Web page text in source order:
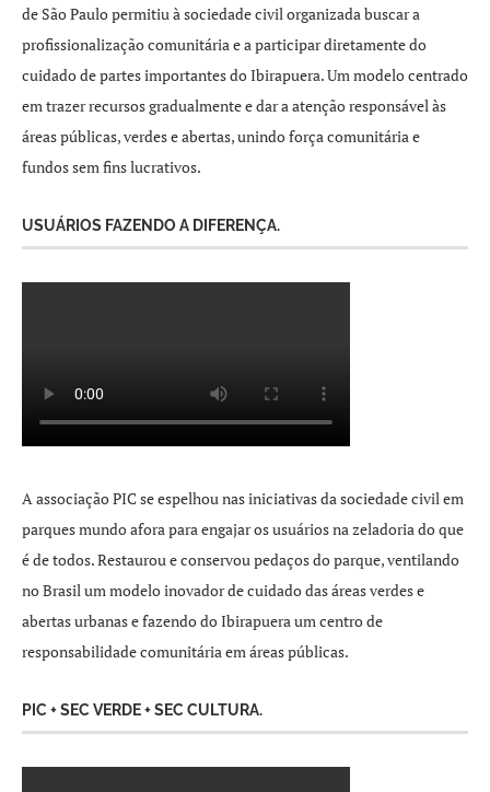
de São Paulo permitiu à sociedade civil organizada buscar a
profissionalização comunitária e a participar diretamente do
cuidado de partes importantes do Ibirapuera. Um modelo centrado
em trazer recursos gradualmente e dar a atenção responsável às
áreas públicas, verdes e abertas, unindo força comunitária e
fundos sem fins lucrativos.
USUÁRIOS FAZENDO A DIFERENÇA.
A associação PIC se espelhou nas iniciativas da sociedade civil em
parques mundo afora para engajar os usuários na zeladoria do que
é de todos. Restaurou e conservou pedaços do parque, ventilando
no Brasil um modelo inovador de cuidado das áreas verdes e
abertas urbanas e fazendo do Ibirapuera um centro de
responsabilidade comunitária em áreas públicas.
PIC + SEC VERDE + SEC CULTURA.